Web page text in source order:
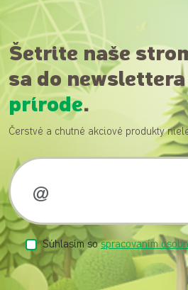
Šetrite naše
sa do
prírode.
Čerstvé a chutné akciové produkty
Súhlasím sospracovaním